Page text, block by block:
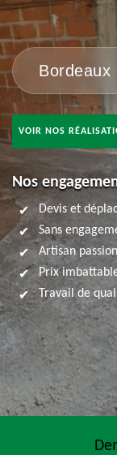
Bordeaux
VOIR NOS
Nos
Devis et
Sans
Artisan
Prix
Travail de